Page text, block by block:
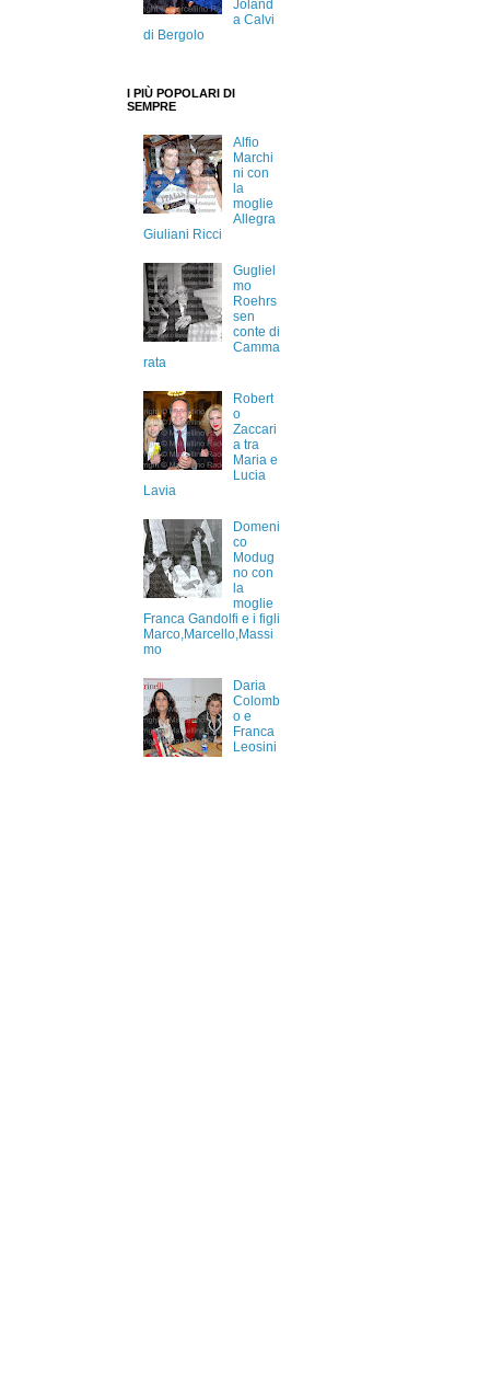
Joland
a Calvi
di Bergolo
I PIÙ POPOLARI DI
SEMPRE
Alfio
Marchi
ni con
la
moglie
Allegra
Giuliani Ricci
Gugliel
mo
Roehrs
sen
conte di
Camma
rata
Robert
o
Zaccari
a tra
Maria e
Lucia
Lavia
Domeni
co
Modug
no con
la
moglie
Franca Gandolfi e i figli
Marco,Marcello,Massi
mo
Daria
Colomb
o e
Franca
Leosini